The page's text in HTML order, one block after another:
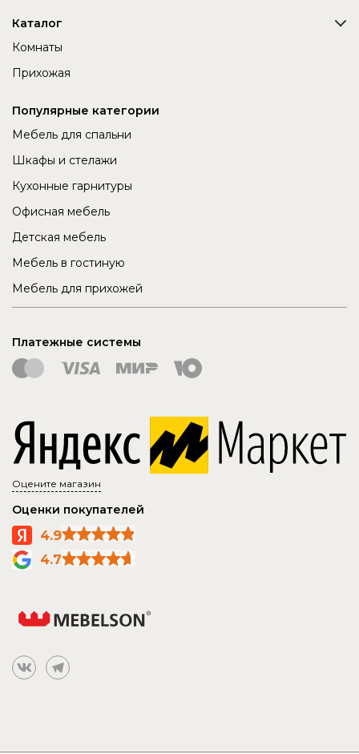
Каталог
Комнаты
Прихожая
Популярные категории
Мебель для спальни
Шкафы и стелажи
Кухонные гарнитуры
Офисная мебель
Детская мебель
Мебель в гостиную
Мебель для прихожей
Платежные системы
Оцените магазин
Оценки покупателей
4.9
4.7